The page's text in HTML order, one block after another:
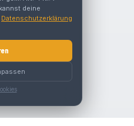
deine
Datenschutzerklärung